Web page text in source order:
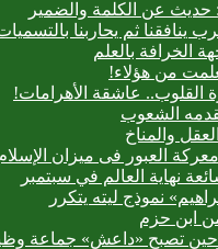
حديث عن الكلمة والضمير
ينافقنا ثم يحاربنا
الخرافة بالعلم
من هؤلاء!
القلوب.. عاشقة الأهرامات!
الشعوب
والمناخ
العبور فى ميزان
نهاية العالم في سبتمبر
نموذج ليته يتكرر
ابن حزم
حين تصبح «داعش» جماعة